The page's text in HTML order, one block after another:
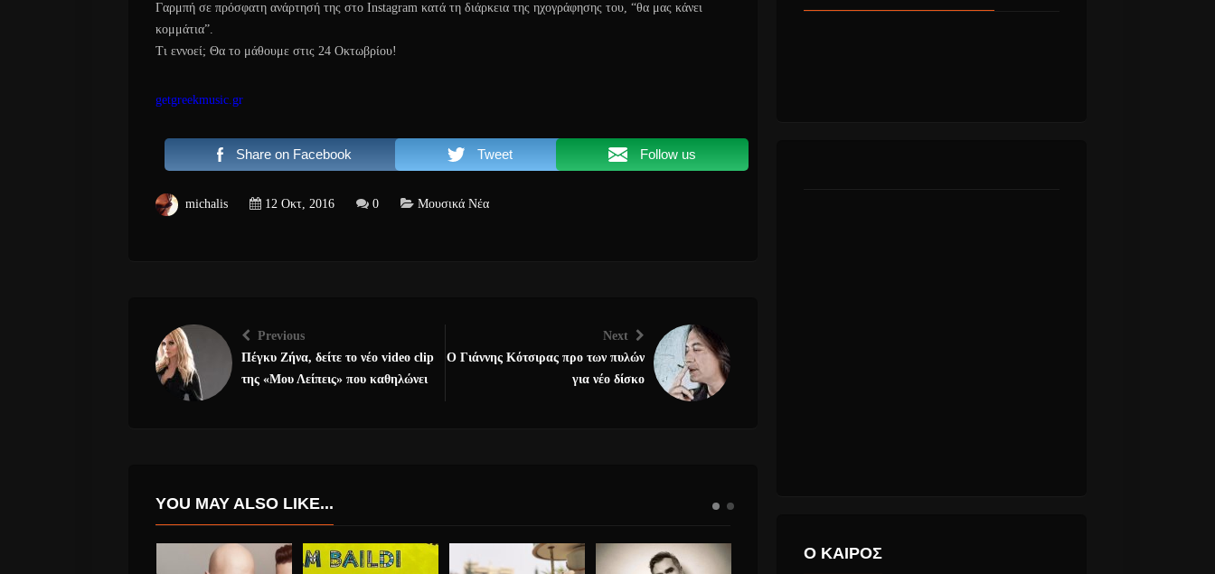
Γαρμπή σε πρόσφατη ανάρτησή της στο Instagram κατά τη διάρκεια της ηχογράφησης του, “θα μας κάνει
κομμάτια”.
Τι εννοεί; Θα το μάθουμε στις 24 Οκτωβρίου!
getgreekmusic.gr
Share on Facebook Tweet Follow us
michalis 12 Οκτ, 2016 0 Μουσικά Νέα
Previous
Πέγκυ Ζήνα, δείτε το νέο video clip
της «Μου Λείπεις» που καθηλώνει
Next
Ο Γιάννης Κότσιρας προ των πυλών
για νέο δίσκο
YOU MAY ALSO LIKE...
Ο ΚΑΙΡΟΣ